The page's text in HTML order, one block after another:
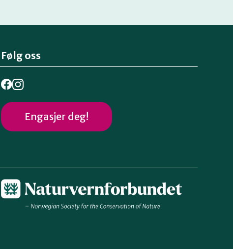
Følg oss
Engasjer deg!